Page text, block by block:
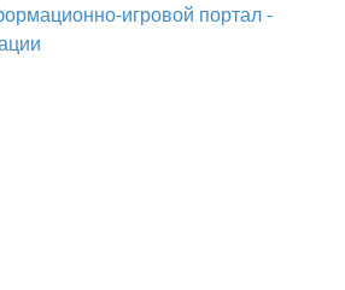
игровой портал -